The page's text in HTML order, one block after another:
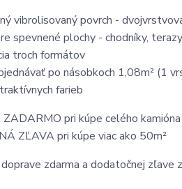
vibrolisovaný povrch -
spevnené plochy - chodníky,
troch formátov
po násobkoch 1,08m² (1
farieb
pri kúpe celého kamióna
ZĽAVA pri kúpe viac ako 50m²
zdarma a dodatočnej